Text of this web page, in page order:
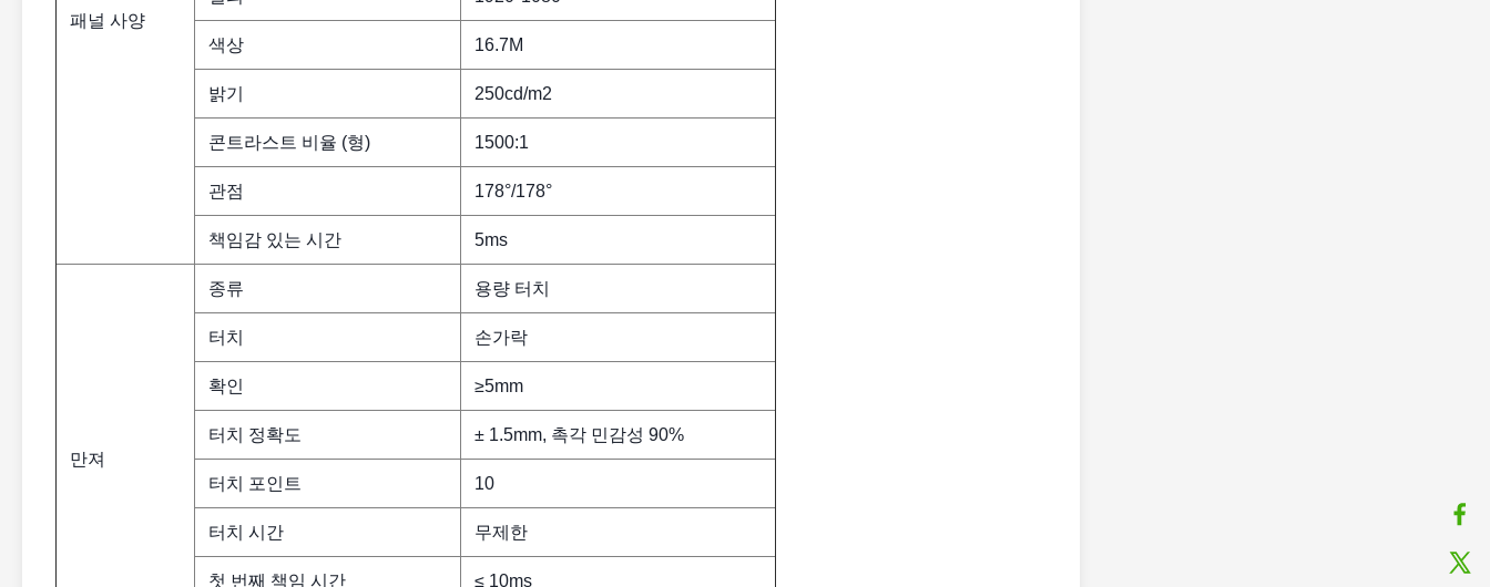
패널 사양
색상 16.7M
밝기 250cd/m2
콘트라스트 비율 (형) 1500:1
관점 178°/178°
책임감 있는 시간 5ms
만져
종류 용량 터치
터치 손가락
확인 ≥5mm
터치 정확도 ± 1.5mm, 촉각 민감성 90%
터치 포인트 10
터치 시간 무제한
첫 번째 책임 시간 ≤ 10ms